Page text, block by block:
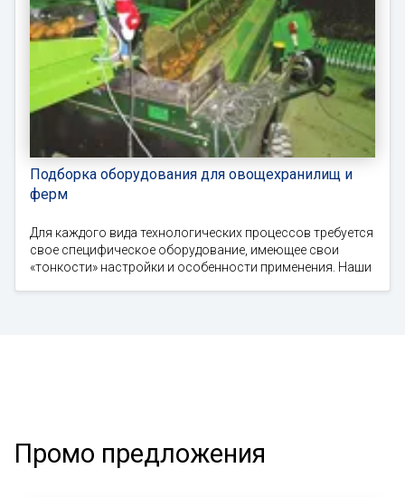
Подборка оборудования для овощехранилищ и
ферм
Для каждого вида технологических процессов требуется
свое специфическое оборудование, имеющее свои
«тонкости» настройки и особенности применения. Наши
Промо предложения